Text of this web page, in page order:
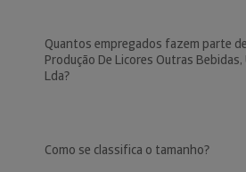
Quantos empregados fazem parte
Produção De Licores Outras
Lda?
Como se classifica o tamanho?